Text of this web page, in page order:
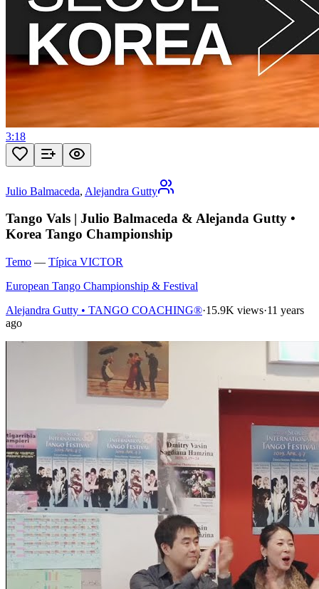
3:18
Julio Balmaceda, Alejandra Gutty
Tango Vals | Julio Balmaceda & Alejanda Gutty •
Korea Tango Championship
Temo — Típica VICTOR
European Tango Championship & Festival
Alejandra Gutty • TANGO COACHING®·15.9K views·11 years
ago